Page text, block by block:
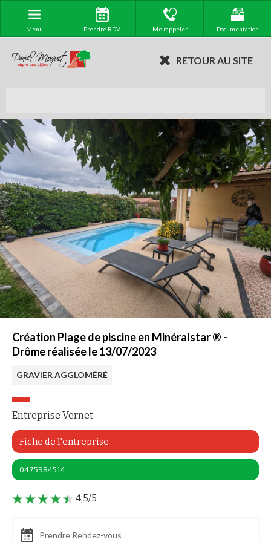
Menu Prendre RDV Me rappeler Documentation
RETOUR AU SITE
Création Plage de piscine en Minéralstar ® -
Drôme réalisée le 13/07/2023
GRAVIER AGGLOMÉRÉ
Entreprise Vernet
Fiche de l'entreprise
0475984514
4,5/5
Prendre Rendez-vous